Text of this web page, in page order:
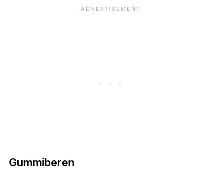
Gummiberen